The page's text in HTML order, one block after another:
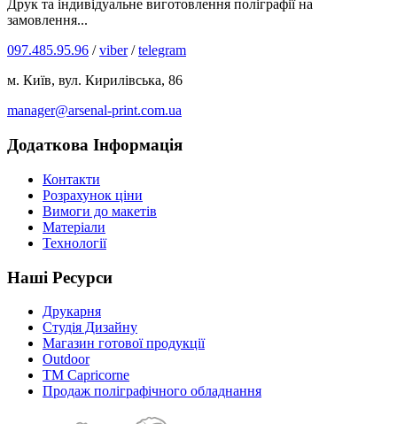
Друк та індивідуальне виготовлення поліграфії на
замовлення...
097.485.95.96 /viber/telegram
м. Київ, вул. Кирилівська, 86
manager@arsenal-print.com.ua
Додаткова Інформація
Контакти
Розрахунок ціни
Вимоги до макетів
Матеріали
Технології
Наші Ресурси
Друкарня
Студія Дизайну
Магазин готової продукції
Outdoor
TM Capricorne
Продаж поліграфічного обладнання